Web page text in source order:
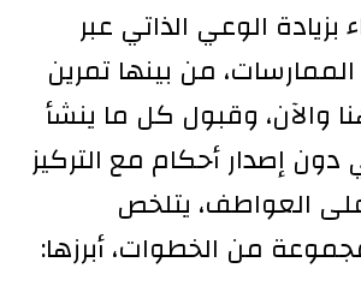
بزيادة الوعي الذاتي عبر
من بينها تمرين
والآن، وقبول كل ما ينشأ
إصدار أحكام مع التركيز
العواطف، يتلخص
من الخطوات، أبرزها: